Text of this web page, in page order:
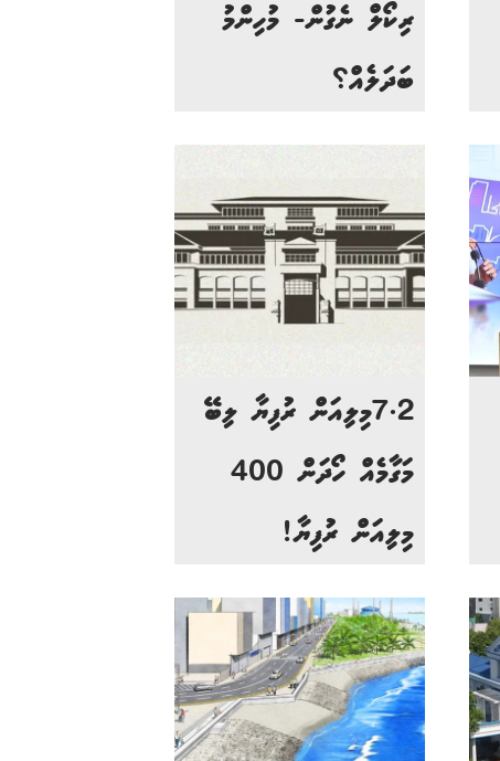
ރިކޯލް ނެގުން- މުހިންމު
ބަދަލެއް؟
7.2މިލިއަން ރުފިޔާ ލިބޭ
މަގާމެއް ހޯދަން 400
މިލިއަން ރުފިޔާ!